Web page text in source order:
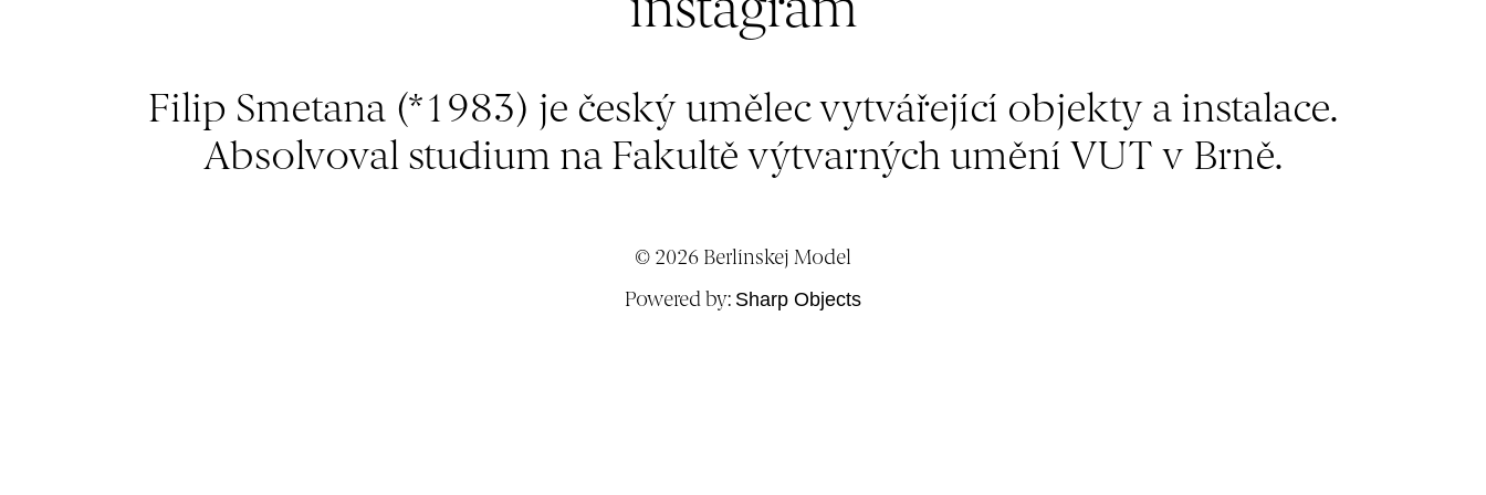
Filip Smetana (*1983) je český umělec vytvářející objekty a instalace.
Absolvoval studium na Fakultě výtvarných umění VUT v Brně.
© 2026 Berlínskej Model
Powered by: Sharp Objects